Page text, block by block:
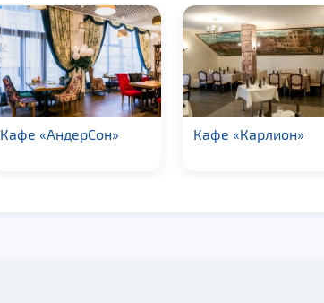
Кафе «АндерСон» Кафе «Карлион»